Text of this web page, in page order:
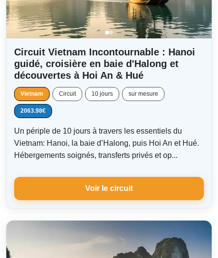
Circuit Vietnam Incontournable : Hanoi
guidé, croisière en baie d'Halong et
découvertes à Hoi An & Hué
Vietnam Circuit 10 jours sur mesure
2063.98€
Un périple de 10 jours à travers les essentiels du
Vietnam: Hanoi, la baie d’Halong, puis Hoi An et Hué.
Hébergements soignés, transferts privés et op...
Voir le circuit